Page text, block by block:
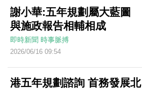
謝小華:五年規劃屬大藍圖
與施政報告相輔相成
即時新聞 時事脈搏
2026/06/16 09:54
港五年規劃諮詢 首務發展北